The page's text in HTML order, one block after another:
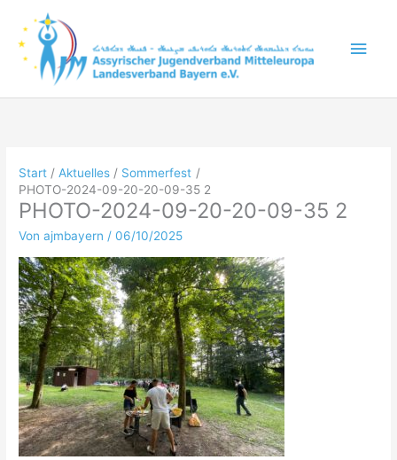
Inhalt
springen
Start Aktuelles
Sommerfest
PHOTO-2024-09-20-20-09-35 2
PHOTO-2024-09-20-20-09-35 2
Vonajmbayern/06/10/2025